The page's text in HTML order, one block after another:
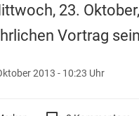
23.
Vortrag
2013 - 10:23 Uhr